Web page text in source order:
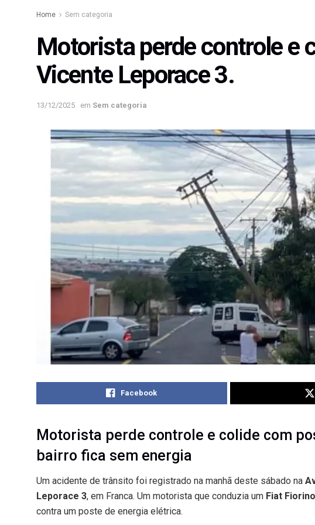
Home Sem categoria
Motorista perde controle e
Vicente Leporace 3.
13/12/2025 em Sem categoria
Facebook
Motorista perde controle e colide com
bairro fica sem energia
Um acidente de trânsito foi registrado na manhã deste sábado na
Leporace 3, em Franca. Um motorista que conduzia um Fiat
contra um poste de energia elétrica.